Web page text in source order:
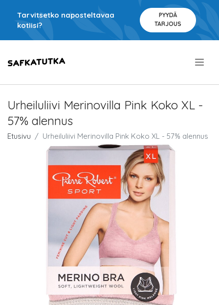
Tarvitsetko naposteltavaa
kotiisi?
PYYDÄ
TARJOUS
Urheiluliivi Merinovilla Pink Koko XL -
57% alennus
Etusivu Urheiluliivi Merinovilla Pink Koko XL - 57% alennus